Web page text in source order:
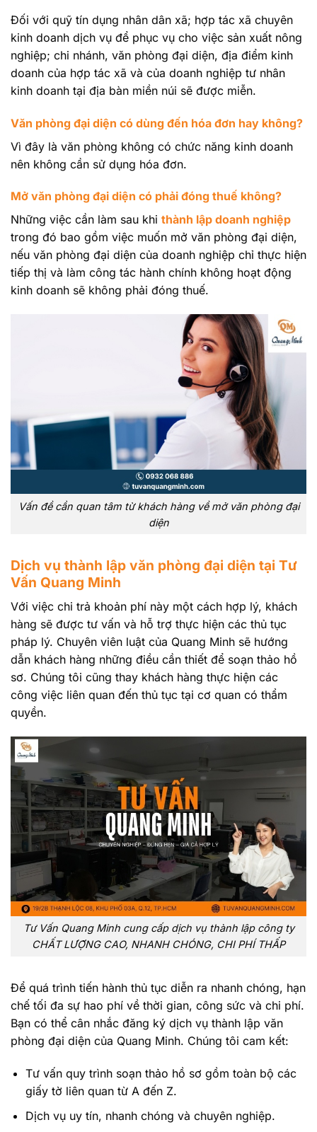
Đối với quỹ tín dụng nhân dân xã; hợp tác xã chuyên
kinh doanh dịch vụ để phục vụ cho việc sản xuất nông
nghiệp; chi nhánh, văn phòng đại diện, địa điểm kinh
doanh của hợp tác xã và của doanh nghiệp tư nhân
kinh doanh tại địa bàn miền núi sẽ được miễn.
Văn phòng đại diện có dùng đến hóa đơn hay không?
Vì đây là văn phòng không có chức năng kinh doanh
nên không cần sử dụng hóa đơn.
Mở văn phòng đại diện có phải đóng thuế không?
Những việc cần làm sau khi thành lập doanh nghiệp
trong đó bao gồm việc muốn mở văn phòng đại diện,
nếu văn phòng đại diện của doanh nghiệp chỉ thực hiện
tiếp thị và làm công tác hành chính không hoạt động
kinh doanh sẽ không phải đóng thuế.
Vấn đề cần quan tâm từ khách hàng về mở văn phòng đại
diện
Dịch vụ thành lập văn phòng đại diện tại Tư
Vấn Quang Minh
Với việc chi trả khoản phí này một cách hợp lý, khách
hàng sẽ được tư vấn và hỗ trợ thực hiện các thủ tục
pháp lý. Chuyên viên luật của Quang Minh sẽ hướng
dẫn khách hàng những điều cần thiết để soạn thảo hồ
sơ. Chúng tôi cũng thay khách hàng thực hiện các
công việc liên quan đến thủ tục tại cơ quan có thẩm
quyền.
Tư Vấn Quang Minh cung cấp dịch vụ thành lập công ty
CHẤT LƯỢNG CAO, NHANH CHÓNG, CHI PHÍ THẤP
Để quá trình tiến hành thủ tục diễn ra nhanh chóng, hạn
chế tối đa sự hao phí về thời gian, công sức và chi phí.
Bạn có thể cân nhắc đăng ký dịch vụ thành lập văn
phòng đại diện của Quang Minh. Chúng tôi cam kết:
Tư vấn quy trình soạn thảo hồ sơ gồm toàn bộ các
giấy tờ liên quan từ A đến Z.
Dịch vụ uy tín, nhanh chóng và chuyên nghiệp.